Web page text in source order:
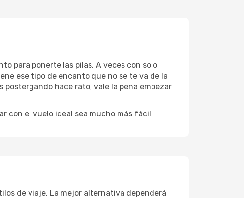
para ponerte las pilas. A veces con solo
ese tipo de encanto que no se te va de la
postergando hace rato, vale la pena empezar
con el vuelo ideal sea mucho más fácil.
de viaje. La mejor alternativa dependerá